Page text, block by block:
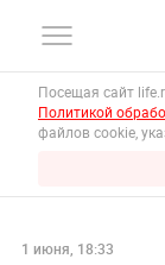
Посещая сайт
Политикой
файлов cookie,
1 июня, 18:33